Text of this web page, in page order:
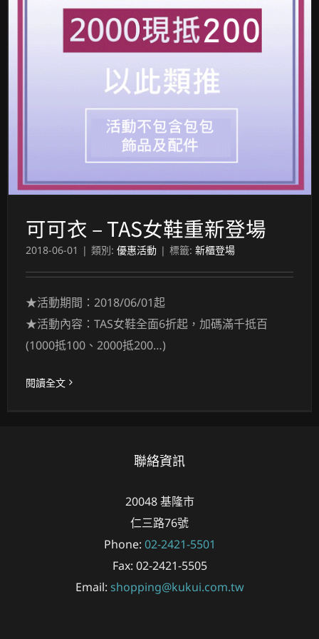
可可衣 – TAS女鞋重新登場
2018-06-01 | 類別: 優惠活動 | 標籤: 新櫃登場
★活動期間：2018/06/01起
★活動內容：TAS女鞋全面6折起，加碼滿千抵百
(1000抵100、2000抵200…)
閱讀全文
聯絡資訊
20048基隆市
仁三路76號
Phone: 02-2421-5501
Fax: 02-2421-5505
Email: shopping@kukui.com.tw